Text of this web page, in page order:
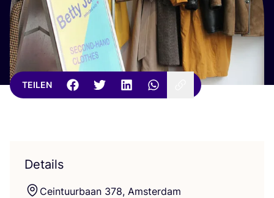
TEILEN
Details
Ceintu­ur­ba­an 378, Amsterdam